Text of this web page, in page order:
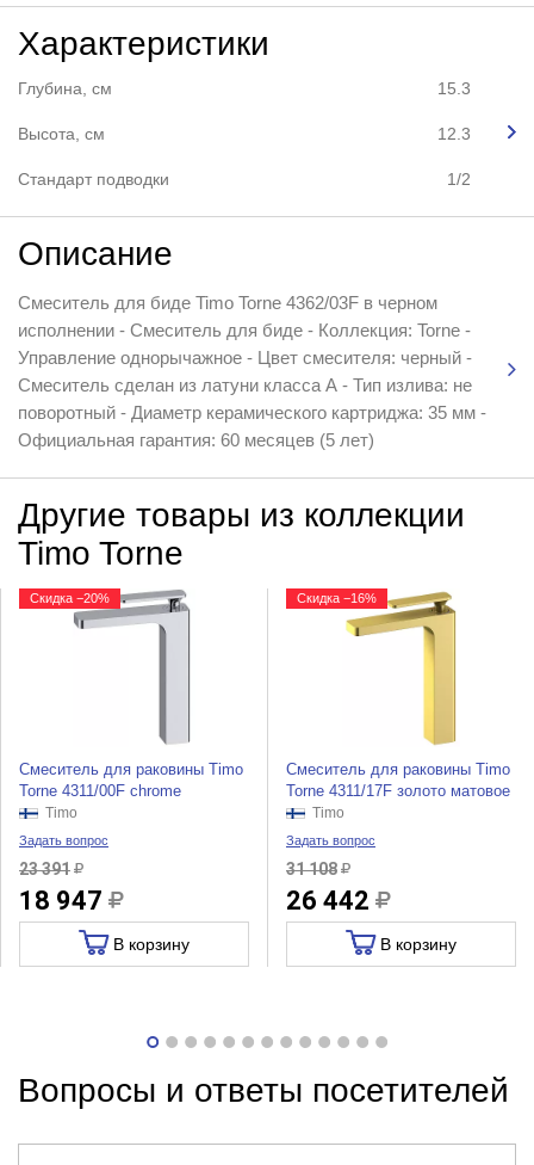
Характеристики
Глубина, см 15.3
Высота, см 12.3
Стандарт подводки 1/2
Описание
Смеситель для биде Timo Torne 4362/03F в черном
исполнении - Смеситель для биде - Коллекция: Torne -
Управление однорычажное - Цвет смесителя: черный -
Смеситель сделан из латуни класса А - Тип излива: не
поворотный - Диаметр керамического картриджа: 35 мм -
Официальная гарантия: 60 месяцев (5 лет)
Другие товары из коллекции
Timo Torne
Скидка −20%
Смеситель для раковины Timo
Torne 4311/00F chrome
Timo
Задать вопрос
23 391
18 947
В корзину
Скидка −16%
Смеситель для раковины Timo
Torne 4311/17F золото матовое
Timo
Задать вопрос
31 108
26 442
В корзину
Вопросы и ответы посетителей